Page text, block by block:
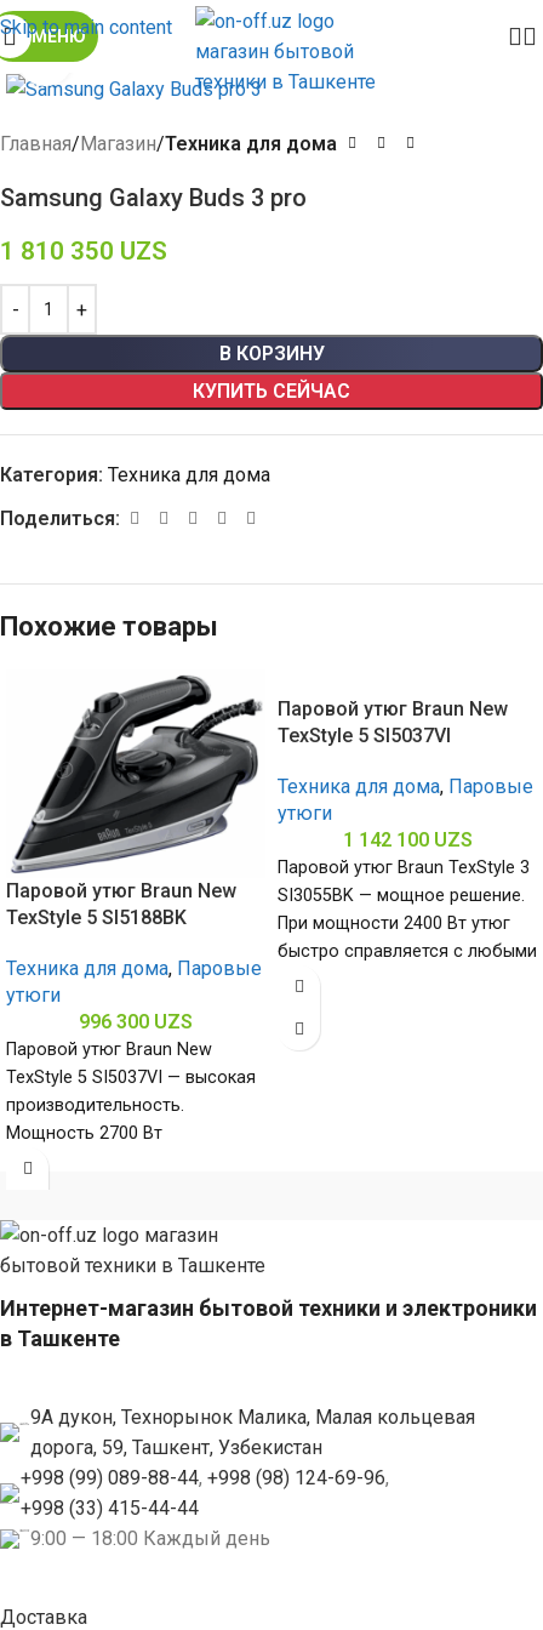
Skip to main content
МЕНЮ
Click to enlarge
Главная Магазин Техника для дома
Samsung Galaxy Buds 3 pro
1 810 350 UZS
В КОРЗИНУ
КУПИТЬ СЕЙЧАС
Категория: Техника для дома
Поделиться:
Похожие товары
Паровой утюг Braun New
TexStyle 5 SI5188BK
Техника для дома, Паровые
утюги
996 300 UZS
Паровой утюг Braun New
TexStyle 5 SI5037VI — высокая
производительность.
Мощность 2700 Вт
обеспечивает яркий пар и
Паровой утюг Braun New
TexStyle 5 SI5037VI
Техника для дома, Паровые
утюги
1 142 100 UZS
Паровой утюг Braun TexStyle 3
SI3055BK — мощное решение.
При мощности 2400 Вт утюг
быстро справляется с любыми
складками, керамическая
Интернет-магазин бытовой техники и электроники
в Ташкенте
9А дукон, Технорынок Малика, Малая кольцевая
дорога, 59, Ташкент, Узбекистан
+998 (99) 089-88-44, +998 (98) 124-69-96,
+998 (33) 415-44-44
9:00 — 18:00 Каждый день
Доставка